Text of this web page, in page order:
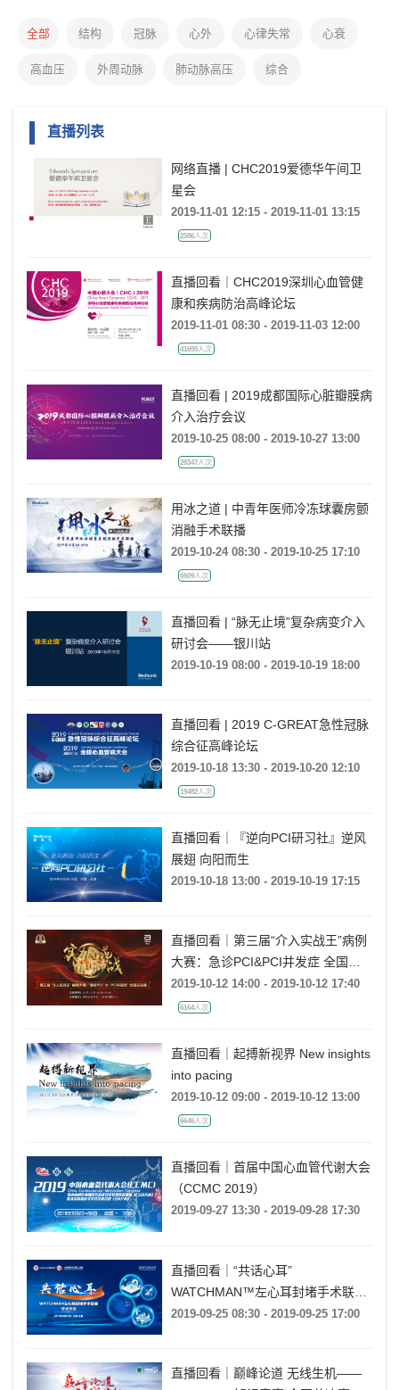
全部 结构 冠脉 心外 心律失常 心衰
高血压 外周动脉 肺动脉高压 综合
直播列表
网络直播 | CHC2019爱德华午间卫
星会
2019-11-01 12:15 - 2019-11-01 13:15
2586人次
直播回看｜CHC2019深圳心血管健
康和疾病防治高峰论坛
2019-11-01 08:30 - 2019-11-03 12:00
41695人次
直播回看 | 2019成都国际心脏瓣膜病
介入治疗会议
2019-10-25 08:00 - 2019-10-27 13:00
28347人次
用冰之道 | 中青年医师冷冻球囊房颤
消融手术联播
2019-10-24 08:30 - 2019-10-25 17:10
6609人次
直播回看 | “脉无止境”复杂病变介入
研讨会——银川站
2019-10-19 08:00 - 2019-10-19 18:00
直播回看 | 2019 C-GREAT急性冠脉
综合征高峰论坛
2019-10-18 13:30 - 2019-10-20 12:10
19482人次
直播回看｜『逆向PCI研习社』逆风
展翅 向阳而生
2019-10-18 13:00 - 2019-10-19 17:15
直播回看｜第三届“介入实战王”病例
大赛：急诊PCI&PCI并发症 全国总
决赛
2019-10-12 14:00 - 2019-10-12 17:40
6164人次
直播回看｜起搏新视界 New insights
into pacing
2019-10-12 09:00 - 2019-10-12 13:00
6646人次
直播回看｜首届中国心血管代谢大会
（CCMC 2019）
2019-09-27 13:30 - 2019-09-28 17:30
直播回看｜“共话心耳”
WATCHMAN™左心耳封堵手术联播
学术沙龙
2019-09-25 08:30 - 2019-09-25 17:00
直播回看｜巅峰论道 无线生机——